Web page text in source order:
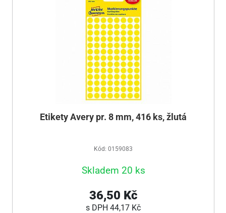
Etikety Avery pr. 8 mm, 416 ks, žlutá
Kód: 0159083
Skladem 20 ks
36,50 Kč
s DPH 44,17 Kč